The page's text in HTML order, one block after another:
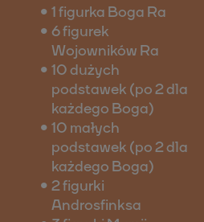
1 figurka Boga Ra
6 figurek
Wojowników Ra
10 dużych
podstawek (po 2 dla
każdego Boga)
10 małych
podstawek (po 2 dla
każdego Boga)
2 figurki
Androsfinksa